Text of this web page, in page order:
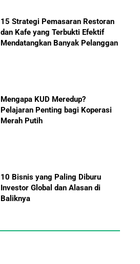
15 Strategi Pemasaran Restoran
dan Kafe yang Terbukti Efektif
Mendatangkan Banyak Pelanggan
Mengapa KUD Meredup?
Pelajaran Penting bagi Koperasi
Merah Putih
10 Bisnis yang Paling Diburu
Investor Global dan Alasan di
Baliknya